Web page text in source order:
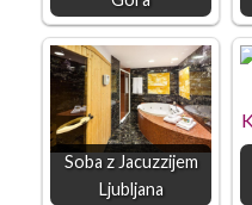
Soba z Jacuzzijem
Ljubljana